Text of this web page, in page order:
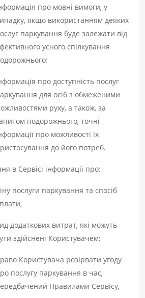
про мовні вимоги, у
якщо використанням деяких
паркування буде залежати від
усного спілкування
про доступність послуг
для осіб з обмеженими
руху, а також, за
подорожнього, точні
про можливості їх
до його потреб.
в Сервісі інформації про:
послуги паркування та спосіб
додаткових витрат, які можуть
здійснені Користувачем;
Користувача розірвати угоду
послугу паркування в час,
Правилами Сервісу,